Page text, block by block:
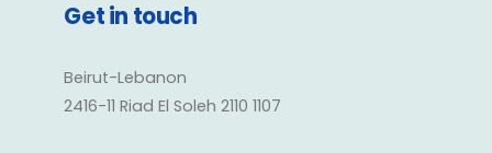
Get in touch
Beirut-Lebanon
2416-11 Riad El Soleh 2110 1107